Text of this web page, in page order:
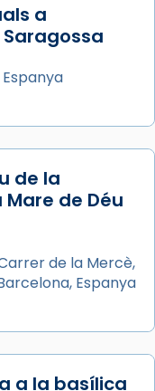
apostòlica
i als
Barcelona.
cardenal Joan
i
a
de la
de Déu
de la Mercè,
Espanya
a la basílica